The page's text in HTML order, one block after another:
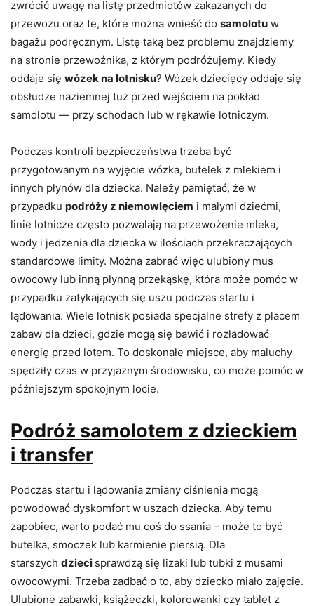
zwrócić uwagę na listę przedmiotów zakazanych do
przewozu oraz te, które można wnieść do samolotu w
bagażu podręcznym. Listę taką bez problemu znajdziemy
na stronie przewoźnika, z którym podróżujemy. Kiedy
oddaje się wózek na lotnisku? Wózek dziecięcy oddaje się
obsłudze naziemnej tuż przed wejściem na pokład
samolotu — przy schodach lub w rękawie lotniczym.
Podczas kontroli bezpieczeństwa trzeba być
przygotowanym na wyjęcie wózka, butelek z mlekiem i
innych płynów dla dziecka. Należy pamiętać, że w
przypadku podróży z niemowlęciem i małymi dziećmi,
linie lotnicze często pozwalają na przewożenie mleka,
wody i jedzenia dla dziecka w ilościach przekraczających
standardowe limity. Można zabrać więc ulubiony mus
owocowy lub inną płynną przekąskę, która może pomóc w
przypadku zatykających się uszu podczas startu i
lądowania. Wiele lotnisk posiada specjalne strefy z placem
zabaw dla dzieci, gdzie mogą się bawić i rozładować
energię przed lotem. To doskonałe miejsce, aby maluchy
spędziły czas w przyjaznym środowisku, co może pomóc w
późniejszym spokojnym locie.
Podróż samolotem z dzieckiem
i transfer
Podczas startu i lądowania zmiany ciśnienia mogą
powodować dyskomfort w uszach dziecka. Aby temu
zapobiec, warto podać mu coś do ssania – może to być
butelka, smoczek lub karmienie piersią. Dla
starszych dzieci sprawdzą się lizaki lub tubki z musami
owocowymi. Trzeba zadbać o to, aby dziecko miało zajęcie.
Ulubione zabawki, książeczki, kolorowanki czy tablet z